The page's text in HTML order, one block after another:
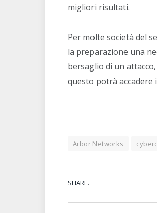
migliori risultati.
Per molte società del
la preparazione una
bersaglio di un
questo potrà accadere
Arbor Networks
SHARE.